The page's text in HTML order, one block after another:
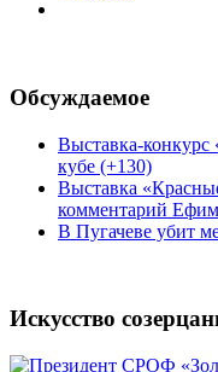
Обсуждаемое
Выставка-конкурс
кубе (+130)
Выставка
комментарий
В Пугачеве убит
Искусство